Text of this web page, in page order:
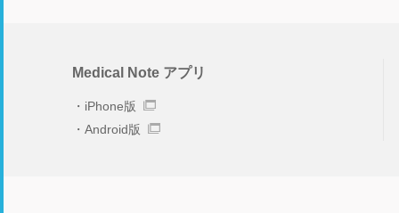
Medical Note アプリ
iPhone版
Android版